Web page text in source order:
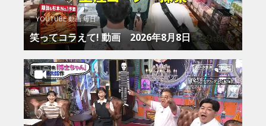
YOUTUBE 動画 毎日
笑ってコラえて! 動画 2026年8月8日